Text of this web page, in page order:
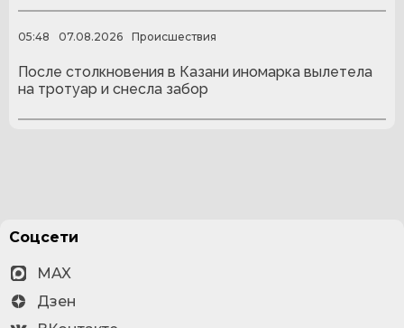
05:48 07.08.2026 Происшествия
После столкновения в Казани иномарка вылетела
на тротуар и снесла забор
Соцсети
MAX
Дзен